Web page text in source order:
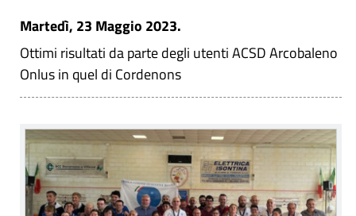
Martedì, 23 Maggio 2023.
Ottimi risultati da parte degli utenti ACSD Arcobaleno
Onlus in quel di Cordenons